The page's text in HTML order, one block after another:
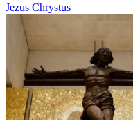
Jezus Chrystus